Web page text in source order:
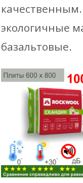
экологичные
базальтовые.